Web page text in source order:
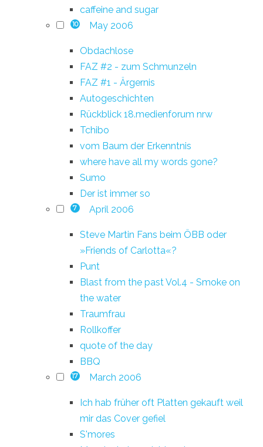
caffeine and sugar
10 May 2006
Obdachlose
FAZ #2 - zum Schmunzeln
FAZ #1 - Ärgernis
Autogeschichten
Rückblick 18.medienforum nrw
Tchibo
vom Baum der Erkenntnis
where have all my words gone?
Sumo
Der ist immer so
7 April 2006
Steve Martin Fans beim ÖBB oder
»Friends of Carlotta«?
Punt
Blast from the past Vol.4 - Smoke on
the water
Traumfrau
Rollkoffer
quote of the day
BBQ
17 March 2006
Ich hab früher oft Platten gekauft weil
mir das Cover gefiel
S'mores